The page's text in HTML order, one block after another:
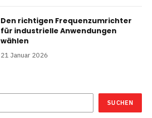
Den richtigen Frequenzumrichter
für industrielle Anwendungen
wählen
21 Januar 2026
SUCHEN